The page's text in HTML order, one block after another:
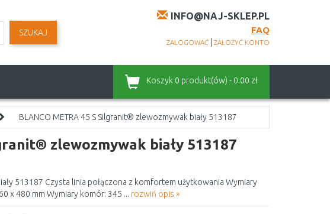
INFO@NAJ-SKLEP.PL
FAQ
ZALOGOWAĆ ZAŁOŻYĆ KONTO
SZUKAJ
Koszyk 0 produkt(ów) - 0.00 zł
BLANCO METRA 45 S Silgranit® zlewozmywak biały 513187
zlewozmywak biały 513187
513187 Czysta linia połączona z komfortem użytkowania Wymiary
x 480 mm Wymiary komór: 345 ... rozwiń opis »